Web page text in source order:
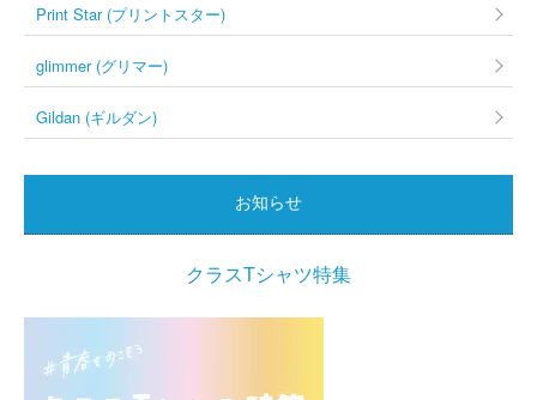
Print Star (プリントスター)
glimmer (グリマー)
Gildan (ギルダン)
お知らせ
クラスTシャツ特集